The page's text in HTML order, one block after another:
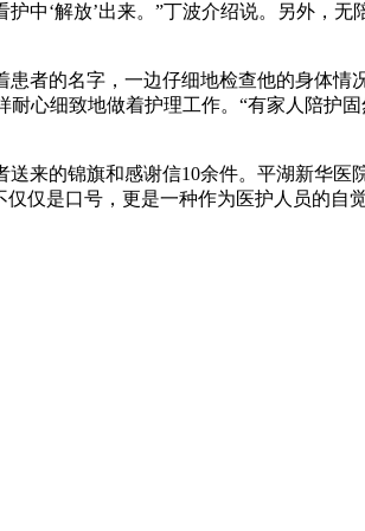
中‘解放’出来。”丁波介绍说。另外，
者的名字，一边仔细地检查他的身体情
心细致地做着护理工作。“有家人陪护
来的锦旗和感谢信10余件。平湖新华医
仅是口号，更是一种作为医护人员的自